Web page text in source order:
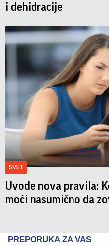
i dehidracije
SVET
Uvode nova pravila:
moći nasumično da